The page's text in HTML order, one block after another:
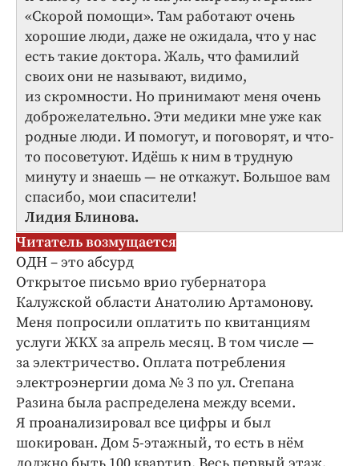
«Скорой помощи». Там работают очень
хорошие люди, даже не ожидала, что у нас
есть такие доктора. Жаль, что фамилий
своих они не называют, видимо,
из скромности. Но принимают меня очень
доброжелательно. Эти медики мне уже как
родные люди. И помогут, и поговорят, и что-
то посоветуют. Идёшь к ним в трудную
минуту и знаешь — не откажут. Большое вам
спасибо, мои спасители!
Лидия Блинова.
Читатель возмущается
ОДН – это абсурд
Открытое письмо врио губернатора
Калужской области Анатолию Артамонову.
Меня попросили оплатить по квитанциям
услуги ЖКХ за апрель месяц. В том числе —
за электричество. Оплата потребления
электроэнергии дома № 3 по ул. Степана
Разина была распределена между всеми.
Я проанализировал все цифры и был
шокирован. Дом 5-этажный, то есть в нём